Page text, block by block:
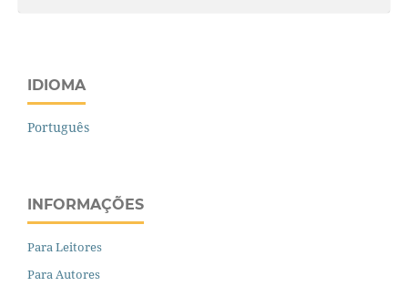
IDIOMA
Português
INFORMAÇÕES
Para Leitores
Para Autores